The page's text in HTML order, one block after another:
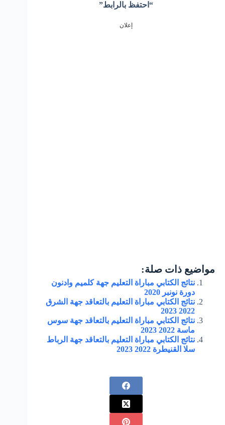
“احتفظ بالرابط”
إعلان
مواضيع ذات صلة:
نتائج الكتابي مباراة التعليم جهة كلميم وادنون
دورة نونبر 2020
نتائج الكتابي مباراة التعليم بالتعاقد جهة الشرق
2022 2023
نتائج الكتابي مباراة التعليم بالتعاقد جهة سوس
ماسة 2022 2023
نتائج الكتابي مباراة التعليم بالتعاقد جهة الرباط
سلا القنيطرة 2022 2023